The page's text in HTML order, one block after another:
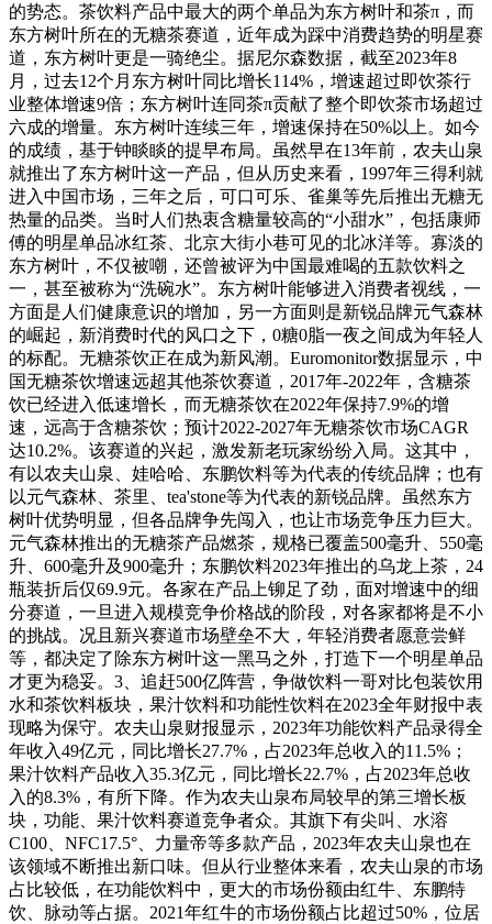
的势态。茶饮料产品中最大的两个单品为东方树叶和茶π，而
东方树叶所在的无糖茶赛道，近年成为踩中消费趋势的明星赛
道，东方树叶更是一骑绝尘。据尼尔森数据，截至2023年8
月，过去12个月东方树叶同比增长114%，增速超过即饮茶行
业整体增速9倍；东方树叶连同茶π贡献了整个即饮茶市场超过
六成的增量。东方树叶连续三年，增速保持在50%以上。如今
的成绩，基于钟睒睒的提早布局。虽然早在13年前，农夫山泉
就推出了东方树叶这一产品，但从历史来看，1997年三得利就
进入中国市场，三年之后，可口可乐、雀巢等先后推出无糖无
热量的品类。当时人们热衷含糖量较高的“小甜水”，包括康师
傅的明星单品冰红茶、北京大街小巷可见的北冰洋等。寡淡的
东方树叶，不仅被嘲，还曾被评为中国最难喝的五款饮料之
一，甚至被称为“洗碗水”。东方树叶能够进入消费者视线，一
方面是人们健康意识的增加，另一方面则是新锐品牌元气森林
的崛起，新消费时代的风口之下，0糖0脂一夜之间成为年轻人
的标配。无糖茶饮正在成为新风潮。Euromonitor数据显示，中
国无糖茶饮增速远超其他茶饮赛道，2017年-2022年，含糖茶
饮已经进入低速增长，而无糖茶饮在2022年保持7.9%的增
速，远高于含糖茶饮；预计2022-2027年无糖茶饮市场CAGR
达10.2%。该赛道的兴起，激发新老玩家纷纷入局。这其中，
有以农夫山泉、娃哈哈、东鹏饮料等为代表的传统品牌；也有
以元气森林、茶里、tea'stone等为代表的新锐品牌。虽然东方
树叶优势明显，但各品牌争先闯入，也让市场竞争压力巨大。
元气森林推出的无糖茶产品燃茶，规格已覆盖500毫升、550毫
升、600毫升及900毫升；东鹏饮料2023年推出的乌龙上茶，24
瓶装折后仅69.9元。各家在产品上铆足了劲，面对增速中的细
分赛道，一旦进入规模竞争价格战的阶段，对各家都将是不小
的挑战。况且新兴赛道市场壁垒不大，年轻消费者愿意尝鲜
等，都决定了除东方树叶这一黑马之外，打造下一个明星单品
才更为稳妥。3、追赶500亿阵营，争做饮料一哥对比包装饮用
水和茶饮料板块，果汁饮料和功能性饮料在2023全年财报中表
现略为保守。农夫山泉财报显示，2023年功能饮料产品录得全
年收入49亿元，同比增长27.7%，占2023年总收入的11.5%；
果汁饮料产品收入35.3亿元，同比增长22.7%，占2023年总收
入的8.3%，有所下降。作为农夫山泉布局较早的第三增长板
块，功能、果汁饮料赛道竞争者众。其旗下有尖叫、水溶
C100、NFC17.5°、力量帝等多款产品，2023年农夫山泉也在
该领域不断推出新口味。但从行业整体来看，农夫山泉的市场
占比较低，在功能饮料中，更大的市场份额由红牛、东鹏特
饮、脉动等占据。2021年红牛的市场份额占比超过50%，位居